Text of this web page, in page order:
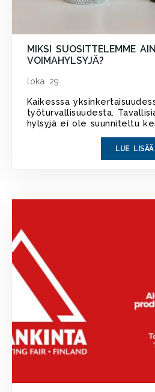
MIKSI SUOSITTELEMME
VOIMAHYLSYJÄ?
loka 29
Kaikesssa
työturvallisuudesta.
hylsyjä ei ole suunniteltu
LUE LISÄÄ